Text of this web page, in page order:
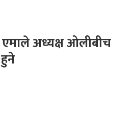
एमाले अध्यक्ष ओलीबीच